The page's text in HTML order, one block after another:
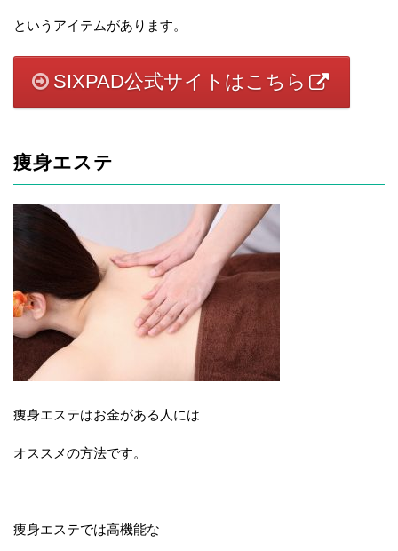
というアイテムがあります。
SIXPAD公式サイトはこちら
痩身エステ
痩身エステはお金がある人には
オススメの方法です。
痩身エステでは高機能な